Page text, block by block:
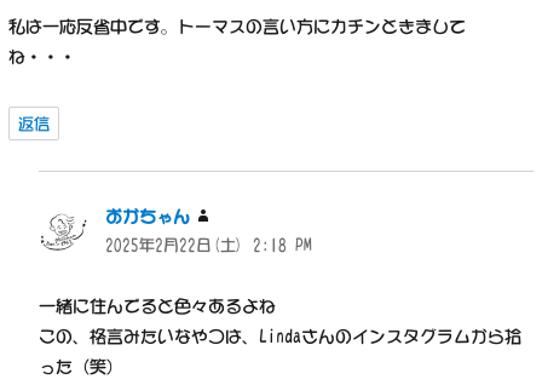
私は一応反省中です。トーマスの言い方にカチンときまして
ね・・・
返信
おかちゃん
り:
2025年2月22日(土) 2:18 PM
一緒に住んでると色々あるよね
この、格言みたいなやつは、Lindaさんのインスタグラムから拾
った（笑）